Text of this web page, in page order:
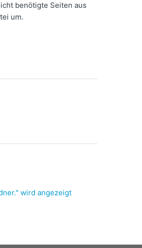
benötigte Seiten aus
um.
wird angezeigt